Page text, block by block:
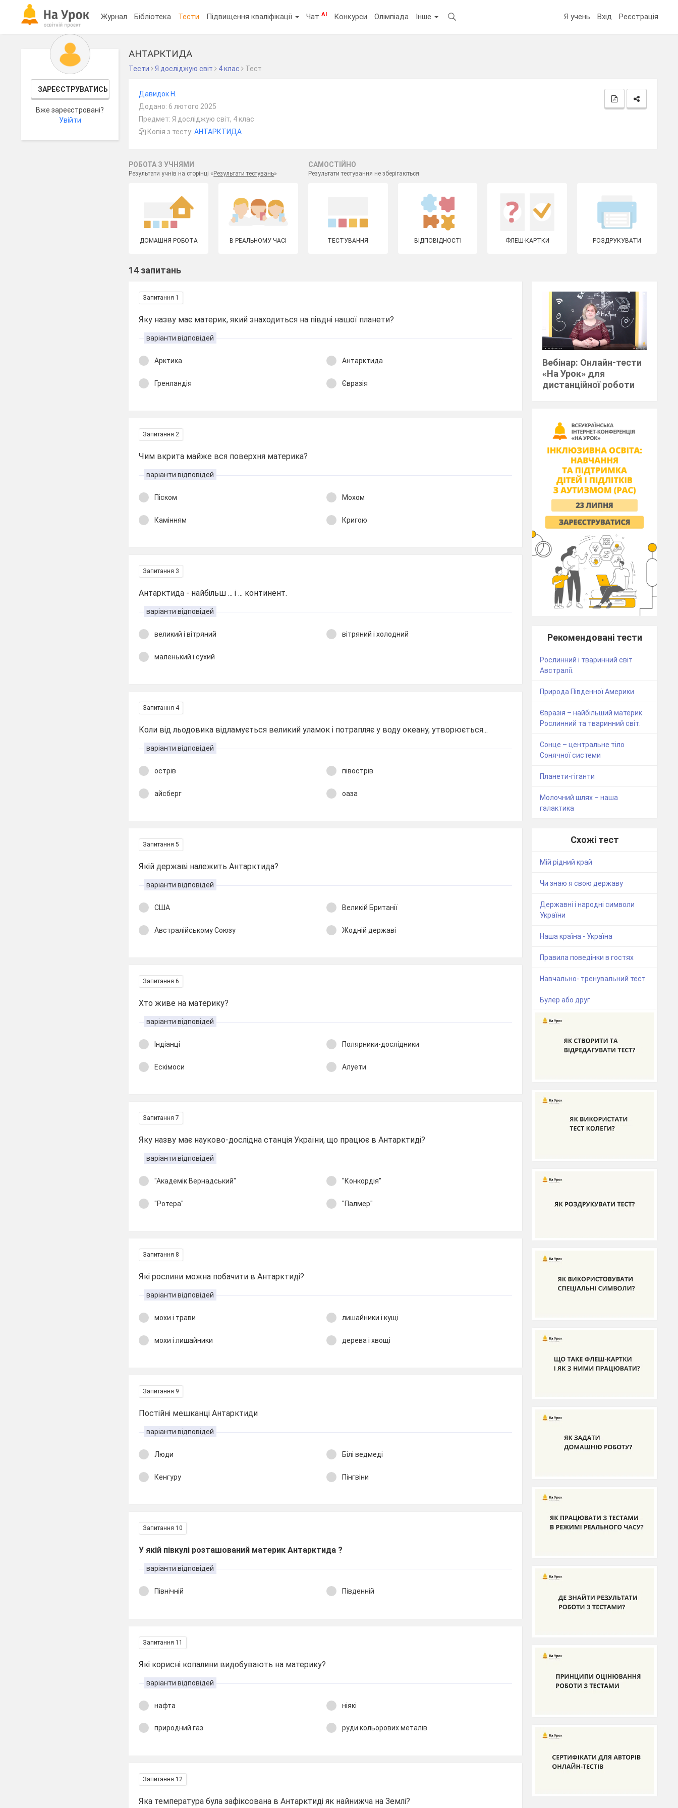
Журнал Бібліотека Тести Підвищення кваліфікації ЧатAI Конкурси Олімпіада Інше Я учень Вхід Реєстрація
ЗАРЕЄСТРУВАТИСЬ
Вже зареєстровані?
Увійти
АНТАРКТИДА
Тести Я досліджую світ 4 клас Тест
Давидок Н.
Додано: 6 лютого 2025
Предмет: Я досліджую світ, 4 клас
Копія з тесту:АНТАРКТИДА
РОБОТА З УЧНЯМИ
Результати учнів на сторінці « Результати тестувань»
САМОСТІЙНО
Результати тестування не зберігаються
ДОМАШНЯ РОБОТА В РЕАЛЬНОМУ ЧАСІ ТЕСТУВАННЯ ВІДПОВІДНОСТІ ФЛЕШ-КАРТКИ РОЗДРУКУВАТИ
14 запитань
Запитання 1
Яку назву має материк, який знаходиться на півдні нашої планети?
варіанти відповідей
Арктика Антарктида
Гренландія Євразія
Запитання 2
Чим вкрита майже вся поверхня материка?
варіанти відповідей
Піском Мохом
Камінням Кригою
Запитання 3
Антарктида - найбільш ... і ... континент.
варіанти відповідей
великий і вітряний вітряний і холодний
маленький і сухий
Запитання 4
Коли від льодовика відламується великий уламок і потрапляє у воду океану, утворюється...
варіанти відповідей
острів півострів
айсберг оаза
Запитання 5
Якій державі належить Антарктида?
варіанти відповідей
США Великій Британії
Австралійському Союзу Жодній державі
Запитання 6
Хто живе на материку?
варіанти відповідей
Індіанці Полярники-дослідники
Ескімоси Алуети
Запитання 7
Яку назву має науково-дослідна станція України, що працює в Антарктиді?
варіанти відповідей
"Академік Вернадський" "Конкордія"
"Ротера" "Палмер"
Запитання 8
Які рослини можна побачити в Антарктиді?
варіанти відповідей
мохи і трави лишайники і кущі
мохи і лишайники дерева і хвощі
Запитання 9
Постійні мешканці Антарктиди
варіанти відповідей
Люди Білі ведмеді
Кенгуру Пінгвіни
Запитання 10
У якій півкулі розташований материк Антарктида ?
варіанти відповідей
Північній Південній
Запитання 11
Які корисні копалини видобувають на материку?
варіанти відповідей
нафта ніякі
природний газ руди кольорових металів
Запитання 12
Яка температура була зафіксована в Антарктиді як найнижча на Землі?
Вебінар: Онлайн-тести
«На Урок» для
дистанційної роботи
Рекомендовані тести
Рослинний і тваринний світ
Австралії.
Природа Південної Америки
Євразія – найбільший материк.
Рослинний та тваринний світ.
Сонце – центральне тіло
Сонячної системи
Планети-гіганти
Молочний шлях – наша
галактика
Схожі тест
Мій рідний край
Чи знаю я свою державу
Державні і народні символи
України
Наша країна - Україна
Правила поведінки в гостях
Навчально- тренувальний тест
Булер або друг